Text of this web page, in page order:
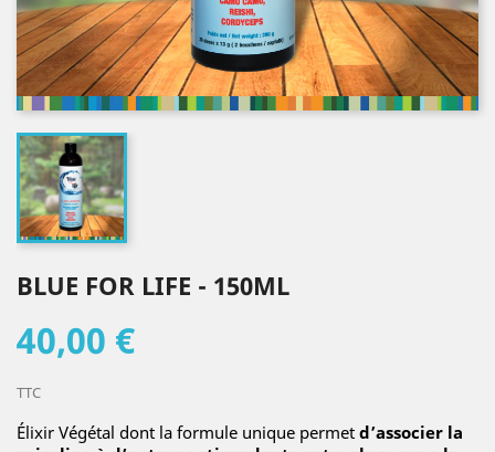
BLUE FOR LIFE - 150ML
40,00 €
TTC
Élixir Végétal dont la formule unique permet d’associer la